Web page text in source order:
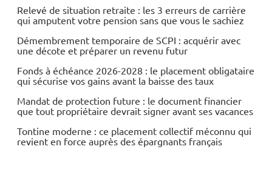
Relevé de situation retraite : les 3 erreurs de carrière
qui amputent votre pension sans que vous le sachiez
Démembrement temporaire de SCPI : acquérir avec
une décote et préparer un revenu futur
Fonds à échéance 2026-2028 : le placement obligataire
qui sécurise vos gains avant la baisse des taux
Mandat de protection future : le document financier
que tout propriétaire devrait signer avant ses vacances
Tontine moderne : ce placement collectif méconnu qui
revient en force auprès des épargnants français